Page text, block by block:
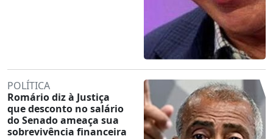
POLÍTICA
Romário diz à Justiça
que desconto no salário
do Senado ameaça sua
sobrevivência financeira